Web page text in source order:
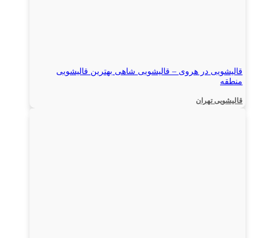
قالیشویی در هروی – قالیشویی شاهی بهترین قالیشویی
منطقه
قالیشویی تهران